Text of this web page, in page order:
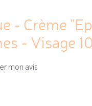
- Crème
- Visage
mon avis